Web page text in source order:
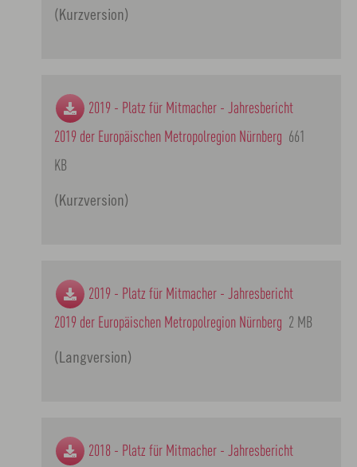
(Kurzversion)
2019 - Platz für Mitmacher - Jahresbericht
2019 der Europäischen Metropolregion Nürnberg 661
KB
(Kurzversion)
2019 - Platz für Mitmacher - Jahresbericht
2019 der Europäischen Metropolregion Nürnberg 2 MB
(Langversion)
2018 - Platz für Mitmacher - Jahresbericht